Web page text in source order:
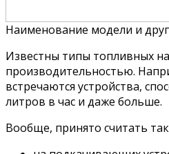
Наименование модели и
Известны типы топливных
производительностью.
встречаются устройства,
литров в час и даже больше.
Вообще, принято считать